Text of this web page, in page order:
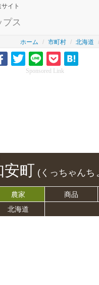
イト
プス
ホーム 市町村 北海道
Sponsored Link
安町 (くっちゃんち
農家 商品
北海道